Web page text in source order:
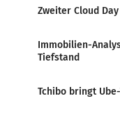
Zweiter Cloud
Immobilien-
Tiefstand
Tchibo bringt